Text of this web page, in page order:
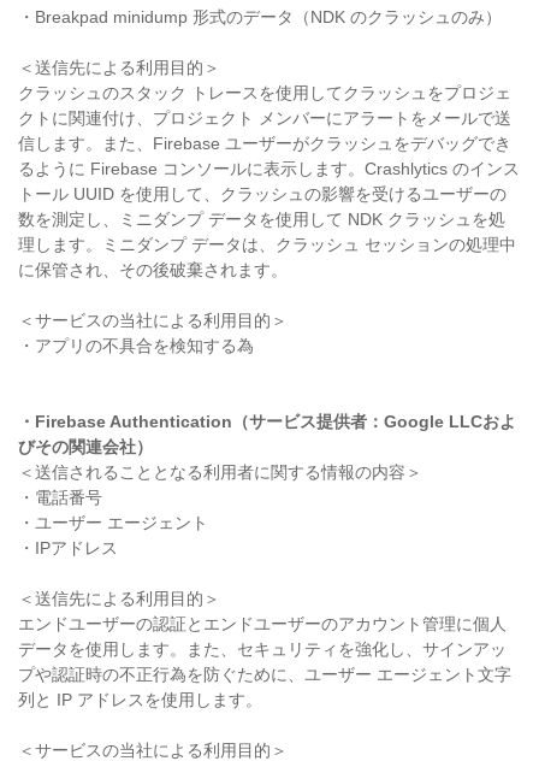
・Breakpad minidump 形式のデータ（NDK のクラッシュのみ）
＜送信先による利用目的＞
クラッシュのスタック トレースを使用してクラッシュをプロジェ
クトに関連付け、プロジェクト メンバーにアラートをメールで送
信します。また、Firebase ユーザーがクラッシュをデバッグでき
るように Firebase コンソールに表示します。Crashlytics のインス
トール UUID を使用して、クラッシュの影響を受けるユーザーの
数を測定し、ミニダンプ データを使用して NDK クラッシュを処
理します。ミニダンプ データは、クラッシュ セッションの処理中
に保管され、その後破棄されます。
＜サービスの当社による利用目的＞
・アプリの不具合を検知する為
・Firebase Authentication（サービス提供者：Google LLCおよ
びその関連会社）
＜送信されることとなる利用者に関する情報の内容＞
・電話番号
・ユーザー エージェント
・IPアドレス
＜送信先による利用目的＞
エンドユーザーの認証とエンドユーザーのアカウント管理に個人
データを使用します。また、セキュリティを強化し、サインアッ
プや認証時の不正行為を防ぐために、ユーザー エージェント文字
列と IP アドレスを使用します。
＜サービスの当社による利用目的＞